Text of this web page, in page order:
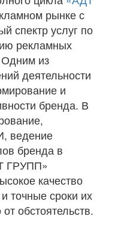
рынке с
спектр услуг по
рекламных
из
деятельности
и
бренда. В
ведение
бренда в
ГРУПП»
качество
точные сроки их
обстоятельств.